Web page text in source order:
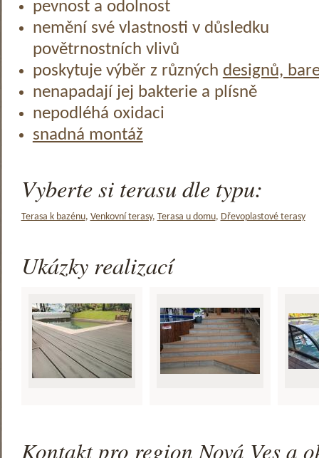
pevnost a odolnost
nemění své vlastnosti v důsledku
povětrnostních vlivů
poskytuje výběr z různých designů,
nenapadají jej bakterie a plísně
nepodléhá oxidaci
snadná montáž
Vyberte si terasu dle typu:
Terasa k bazénu, Venkovní terasy, Terasa u domu, Dřevoplastové terasy
Ukázky realizací
Kontakt pro region Nová Ves a